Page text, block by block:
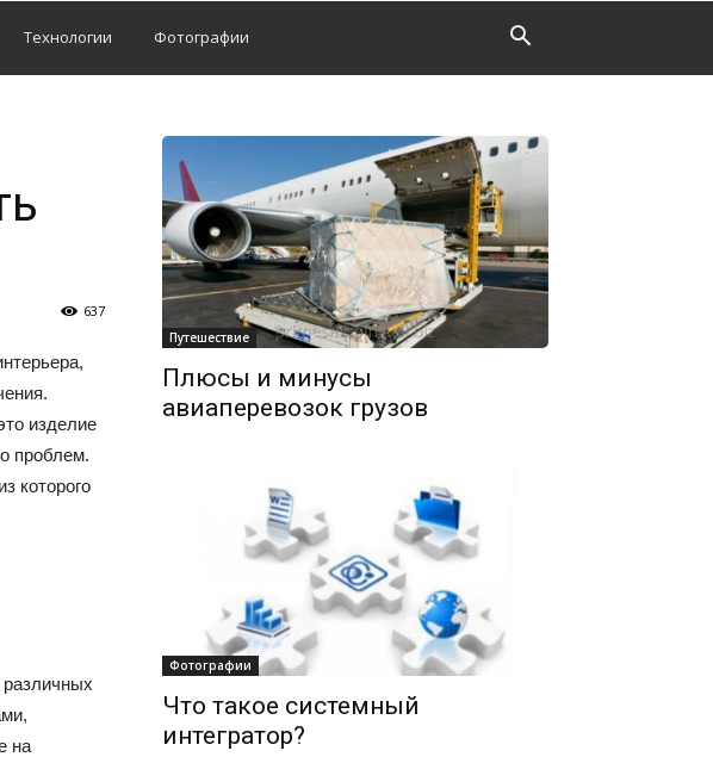
Технологии Фотографии
637
изделие
проблем.
которого
на
Путешествие
Плюсы и минусы
авиаперевозок грузов
Фотографии
Что такое системный
интегратор?